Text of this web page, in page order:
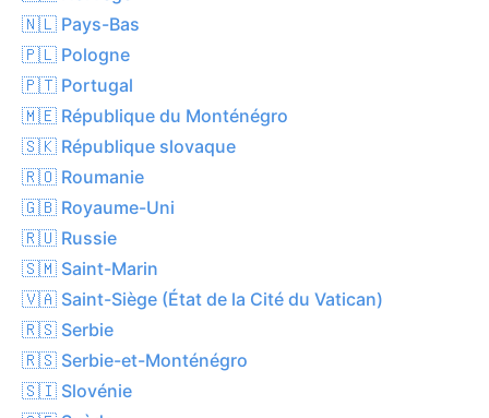
🇳🇱 Pays-Bas
🇵🇱 Pologne
🇵🇹 Portugal
🇲🇪 République du Monténégro
🇸🇰 République slovaque
🇷🇴 Roumanie
🇬🇧 Royaume-Uni
🇷🇺 Russie
🇸🇲 Saint-Marin
🇻🇦 Saint-Siège (État de la Cité du Vatican)
🇷🇸 Serbie
🇷🇸 Serbie-et-Monténégro
🇸🇮 Slovénie